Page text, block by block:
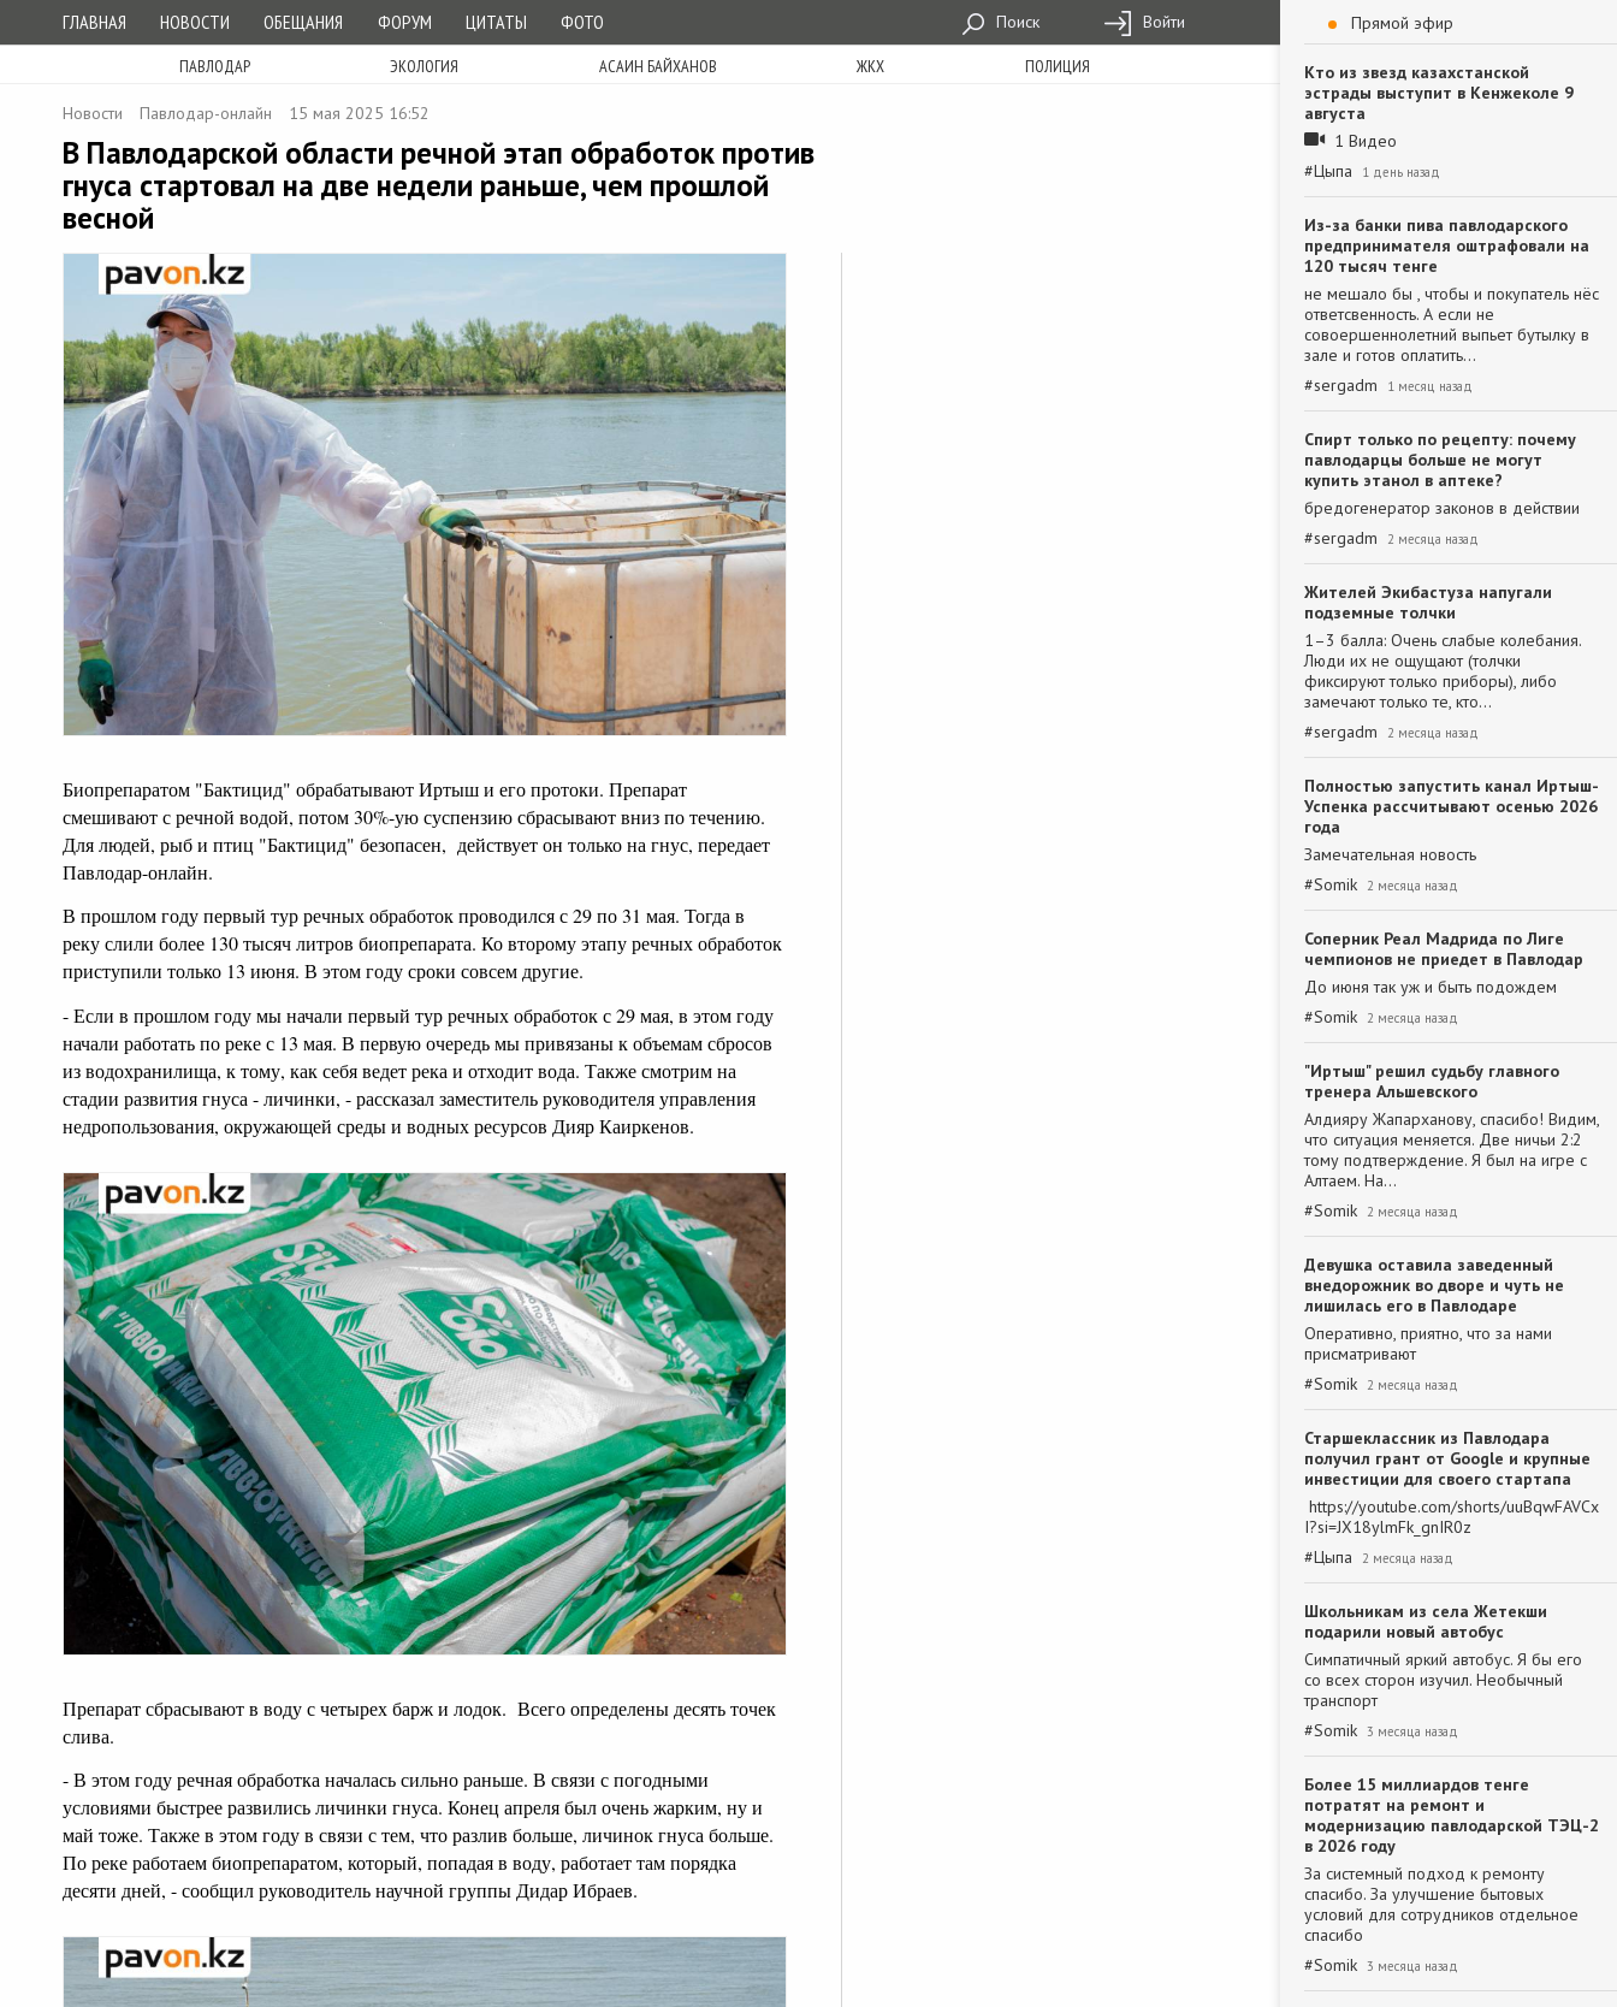
ГЛАВНАЯ НОВОСТИ ОБЕЩАНИЯ ФОРУМ ЦИТАТЫ ФОТО Поиск Войти
ПАВЛОДАР ЭКОЛОГИЯ АСАИН БАЙХАНОВ ЖКХ ПОЛИЦИЯ
Новости Павлодар-онлайн 15 мая 2025 16:52
В Павлодарской области речной этап обработок против
гнуса стартовал на две недели раньше, чем прошлой
весной
Биопрепаратом "Бактицид" обрабатывают Иртыш и его протоки. Препарат
смешивают с речной водой, потом 30%-ую суспензию сбрасывают вниз по течению.
Для людей, рыб и птиц "Бактицид" безопасен, действует он только на гнус, передает
Павлодар-онлайн.
В прошлом году первый тур речных обработок проводился с 29 по 31 мая. Тогда в
реку слили более 130 тысяч литров биопрепарата. Ко второму этапу речных обработок
приступили только 13 июня. В этом году сроки совсем другие.
- Если в прошлом году мы начали первый тур речных обработок с 29 мая, в этом году
начали работать по реке с 13 мая. В первую очередь мы привязаны к объемам сбросов
из водохранилища, к тому, как себя ведет река и отходит вода. Также смотрим на
стадии развития гнуса - личинки, - рассказал заместитель руководителя управления
недропользования, окружающей среды и водных ресурсов Дияр Каиркенов.
Препарат сбрасывают в воду с четырех барж и лодок. Всего определены десять точек
слива.
- В этом году речная обработка началась сильно раньше. В связи с погодными
условиями быстрее развились личинки гнуса. Конец апреля был очень жарким, ну и
май тоже. Также в этом году в связи с тем, что разлив больше, личинок гнуса больше.
По реке работаем биопрепаратом, который, попадая в воду, работает там порядка
десяти дней, - сообщил руководитель научной группы Дидар Ибраев.
Прямой эфир
Кто из звезд казахстанской
эстрады выступит в Кенжеколе 9
августа
1 Видео
#Цыпа 1 день назад
Из-за банки пива павлодарского
предпринимателя оштрафовали на
120 тысяч тенге
не мешало бы , чтобы и покупатель нёс
ответсвенность. А если не
совоершеннолетний выпьет бутылку в
зале и готов оплатить…
#sergadm 1 месяц назад
Спирт только по рецепту: почему
павлодарцы больше не могут
купить этанол в аптеке?
бредогенератор законов в действии
#sergadm 2 месяца назад
Жителей Экибастуза напугали
подземные толчки
1–3 балла: Очень слабые колебания.
Люди их не ощущают (толчки
фиксируют только приборы), либо
замечают только те, кто…
#sergadm 2 месяца назад
Полностью запустить канал Иртыш-
Успенка рассчитывают осенью 2026
года
Замечательная новость
#Somik 2 месяца назад
Соперник Реал Мадрида по Лиге
чемпионов не приедет в Павлодар
До июня так уж и быть подождем
#Somik 2 месяца назад
"Иртыш" решил судьбу главного
тренера Альшевского
Алдияру Жапарханову, спасибо! Видим,
что ситуация меняется. Две ничьи 2:2
тому подтверждение. Я был на игре с
Алтаем. На…
#Somik 2 месяца назад
Девушка оставила заведенный
внедорожник во дворе и чуть не
лишилась его в Павлодаре
Оперативно, приятно, что за нами
присматривают
#Somik 2 месяца назад
Старшеклассник из Павлодара
получил грант от Google и крупные
инвестиции для своего стартапа
https://youtube.com/shorts/uuBqwFAVCx
I?si=JX18ylmFk_gnIR0z
#Цыпа 2 месяца назад
Школьникам из села Жетекши
подарили новый автобус
Симпатичный яркий автобус. Я бы его
со всех сторон изучил. Необычный
транспорт
#Somik 3 месяца назад
Более 15 миллиардов тенге
потратят на ремонт и
модернизацию павлодарской ТЭЦ-2
в 2026 году
За системный подход к ремонту
спасибо. За улучшение бытовых
условий для сотрудников отдельное
спасибо
#Somik 3 месяца назад